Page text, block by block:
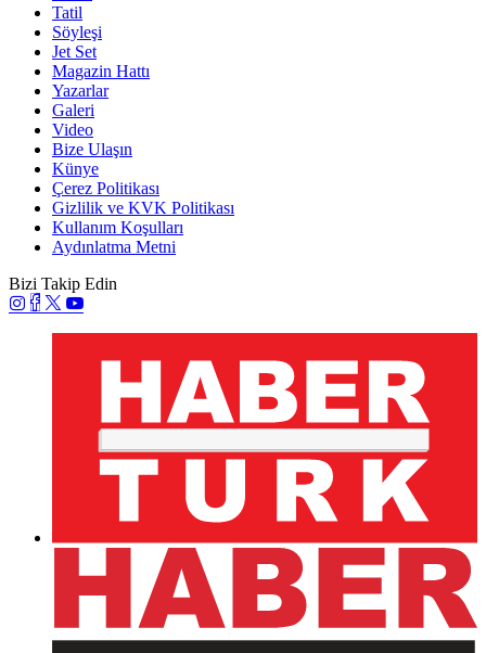
Tatil
Söyleşi
Jet Set
Magazin Hattı
Yazarlar
Galeri
Video
Bize Ulaşın
Künye
Çerez Politikası
Gizlilik ve KVK Politikası
Kullanım Koşulları
Aydınlatma Metni
Bizi Takip Edin